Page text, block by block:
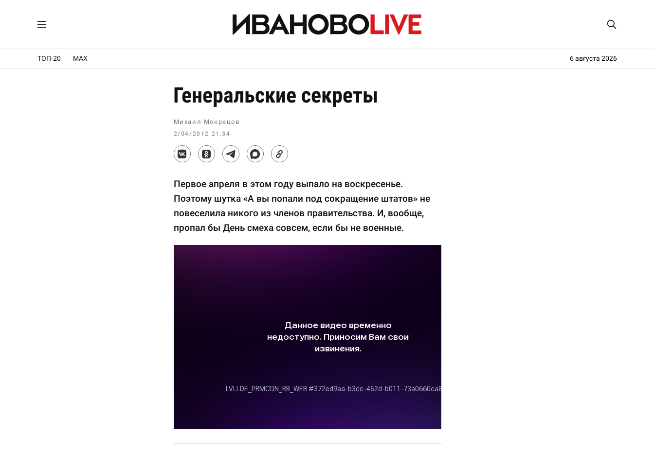
ТОП-20 MAX 6 августа 2026
Генеральские секреты
Михаил Мокрецов
2/04/2012 21:34
Первое апреля в этом году выпало на воскресенье.
Поэтому шутка «А вы попали под сокращение штатов» не
повеселила никого из членов правительства. И, вообще,
пропал бы День смеха совсем, если бы не военные.